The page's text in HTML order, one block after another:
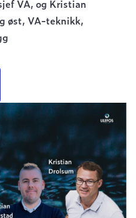
VA, og Kristian
øst, VA-teknikk,